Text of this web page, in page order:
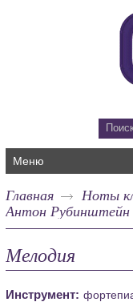
Меню
Главная
Ноты
Антон Рубинштейн
Мелодия
Инструмент: